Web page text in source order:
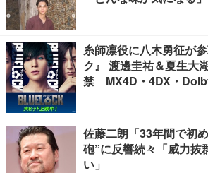
糸師凛役に八木勇征が
ク』 渡邊圭祐＆夏生大
禁 MX4D・4DX・
佐藤二朗「33年間で初
砲”に反響続々「威力抜
い」